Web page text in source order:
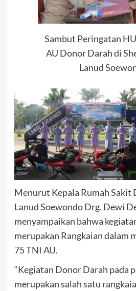
Sambut Peringatan
AU Donor Darah di
Lanud
Menurut Kepala Rumah Sakit
Lanud Soewondo Drg. Dewi
menyampaikan bahwa
merupakan Rangkaian dalam
75 TNI AU.
“Kegiatan Donor Darah pada
merupakan salah satu